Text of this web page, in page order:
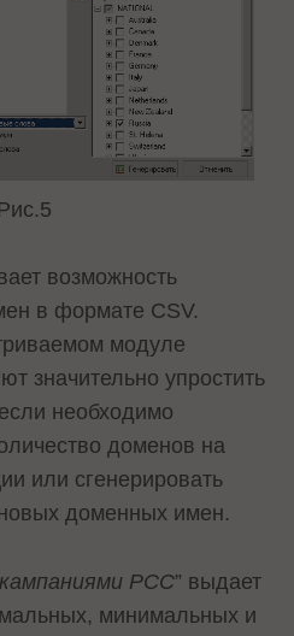
возможность
в формате CSV.
модуле
значительно упростить
необходимо
доменов на
или сгенерировать
доменных имен.
PCC” выдает
минимальных и